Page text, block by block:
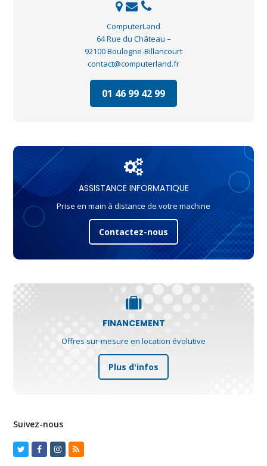
ComputerLand
64 Rue du Château –
92100 Boulogne-Billancourt
contact@computerland.fr
01 46 99 42 99
ASSISTANCE INFORMATIQUE
Prise en main à distance de votre machine
Contactez-nous
FINANCEMENT
Offres sur-mesure en location évolutive
Plus d'infos
Suivez-nous
TwitterFacebook
Instagram
RSS